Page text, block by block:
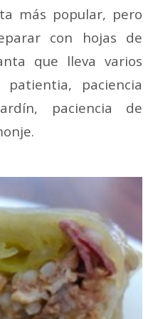
más popular, pero
con hojas de
que lleva varios
paciencia
paciencia de